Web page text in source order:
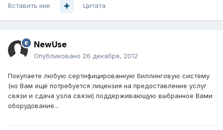
Вставить ник Цитата
NewUse
Опубликовано 26 декабря, 2012
Покупаете любую сертифицированную биллинговую систему
(но Вам ещё потребуется лицензия на предоставление услуг
связи и сдача узла связи) поддерживающую выбранное Вами
оборудование...